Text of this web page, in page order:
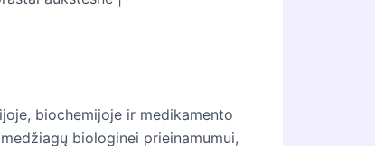
biochemijoje ir medikamento
biologinei prieinamumui,